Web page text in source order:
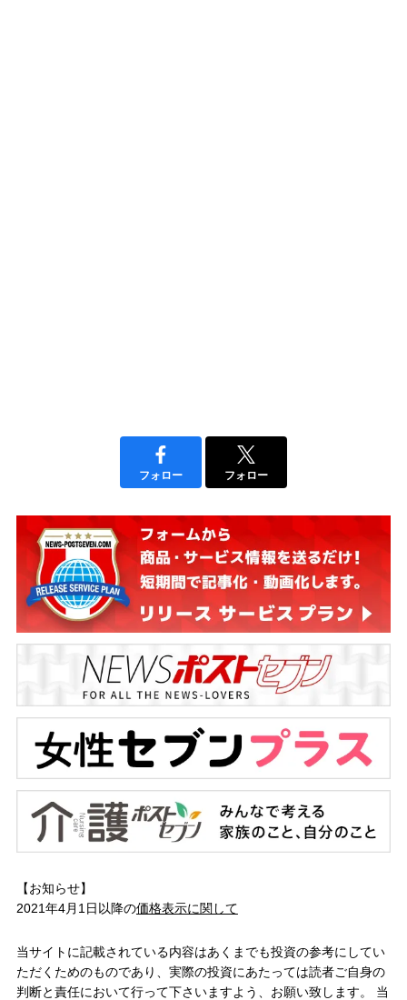
フォロー フォロー
【お知らせ】
2021年4月1日以降の価格表示に関して
当サイトに記載されている内容はあくまでも投資の参考にしてい
ただくためのものであり、実際の投資にあたっては読者ご自身の
判断と責任において行って下さいますよう、お願い致します。 当